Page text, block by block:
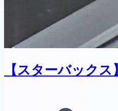
【スターバック